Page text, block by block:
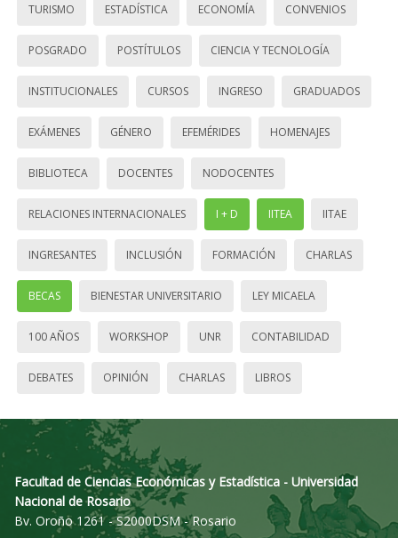
TURISMO ESTADÍSTICA ECONOMÍA CONVENIOS
POSGRADO POSTÍTULOS CIENCIA Y TECNOLOGÍA
INSTITUCIONALES CURSOS INGRESO GRADUADOS
EXÁMENES GÉNERO EFEMÉRIDES HOMENAJES
BIBLIOTECA DOCENTES NODOCENTES
RELACIONES INTERNACIONALES I + D IITEA IITAE
INGRESANTES INCLUSIÓN FORMACIÓN CHARLAS
BECAS BIENESTAR UNIVERSITARIO LEY MICAELA
100 AÑOS WORKSHOP UNR CONTABILIDAD
DEBATES OPINIÓN CHARLAS LIBROS
Facultad de Ciencias Económicas y Estadística - Universidad
Nacional de Rosario
Bv. Oroño 1261 - S2000DSM - Rosario